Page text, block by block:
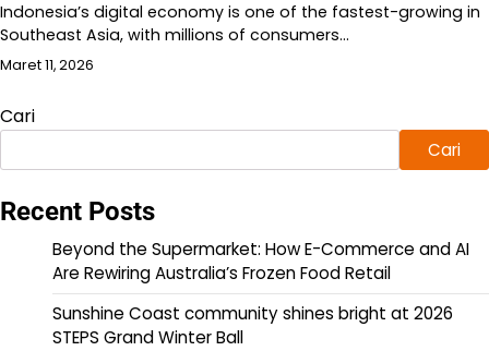
Indonesia’s digital economy is one of the fastest-growing in
Southeast Asia, with millions of consumers…
Maret 11, 2026
Cari
Cari
Recent Posts
Beyond the Supermarket: How E-Commerce and AI
Are Rewiring Australia’s Frozen Food Retail
Sunshine Coast community shines bright at 2026
STEPS Grand Winter Ball